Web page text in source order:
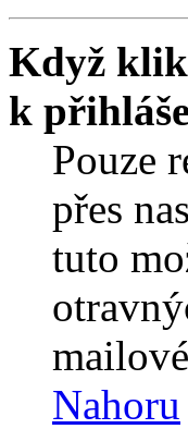
Když
k
Pouze
přes
tuto
Nahoru